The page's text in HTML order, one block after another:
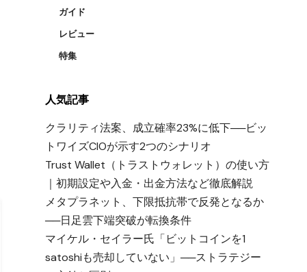
ガイド
レビュー
特集
人気記事
クラリティ法案、成立確率23%に低下──ビッ
トワイズCIOが示す2つのシナリオ
Trust Wallet（トラストウォレット）の使い方
｜初期設定や入金・出金方法など徹底解説
メタプラネット、下限抵抗帯で反発となるか
──日足雲下端突破が転換条件
マイケル・セイラー氏「ビットコインを1
satoshiも売却していない」──ストラテジー